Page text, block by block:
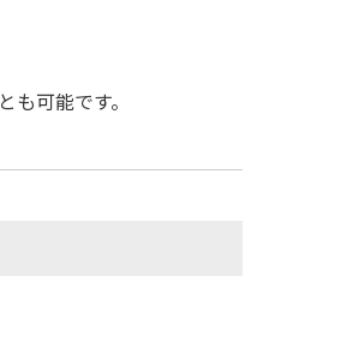
可能です。